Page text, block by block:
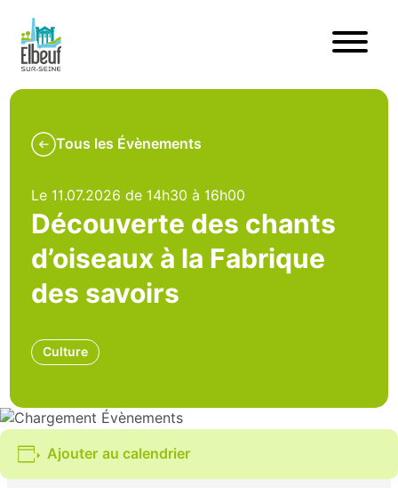
Tous les Évènements
Le 11.07.2026 de 14h30 à 16h00
Découverte des chants
d’oiseaux à la Fabrique
des savoirs
Culture
Ajouter au calendrier